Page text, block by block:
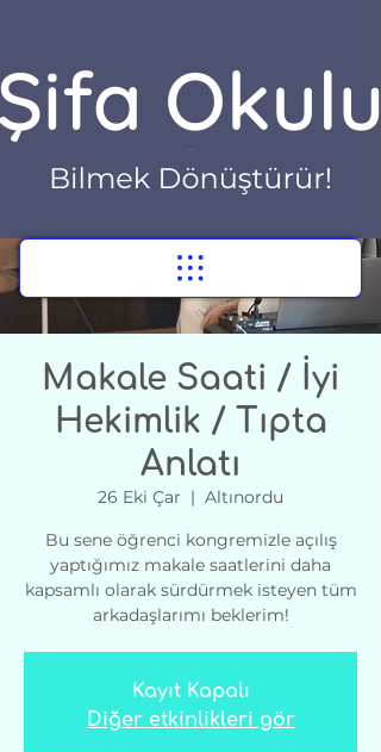
Makale Saati / İyi
Hekimlik / Tıpta
Anlatı
26 Eki Çar
  |
Altınordu
Bu sene öğrenci kongremizle açılış
yaptığımız makale saatlerini daha
kapsamlı olarak sürdürmek isteyen tüm
arkadaşlarımı beklerim!
Kayıt Kapalı
Diğer etkinlikleri gör